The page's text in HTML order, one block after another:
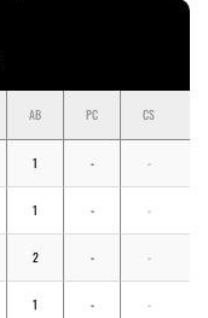
AB PC CS
1 - -
1 - -
2 - -
1 - -